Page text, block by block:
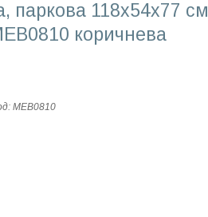
паркова 118х54х77 см
коричнева
MEB0810